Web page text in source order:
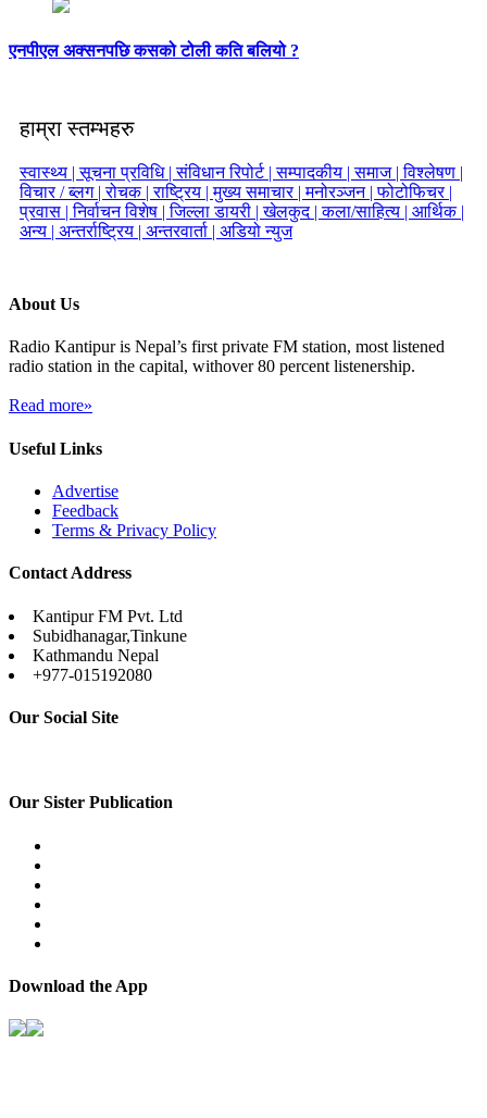
एनपीएल अक्सनपछि कसको टोली कति बलियो ?
हाम्रा स्तम्भहरु
स्वास्थ्य |सूचना प्रविधि |संविधान रिपोर्ट |सम्पादकीय |समाज |विश्लेषण |
विचार / ब्लग |रोचक |राष्ट्रिय |मुख्य समाचार |मनोरञ्जन |फोटोफिचर |
प्रवास |निर्वाचन विशेष |जिल्ला डायरी |खेलकुद |कला/साहित्य | आर्थिक |
अन्य | अन्तर्राष्ट्रिय | अन्तरवार्ता | अडियो न्युज
About Us
Radio Kantipur is Nepal’s first private FM station, most listened
radio station in the capital, withover 80 percent listenership.
Read more»
Useful Links
Advertise
Feedback
Terms & Privacy Policy
Contact Address
Kantipur FM Pvt. Ltd
Subidhanagar,Tinkune
Kathmandu Nepal
+977-015192080
Our Social Site
Our Sister Publication
Download the App